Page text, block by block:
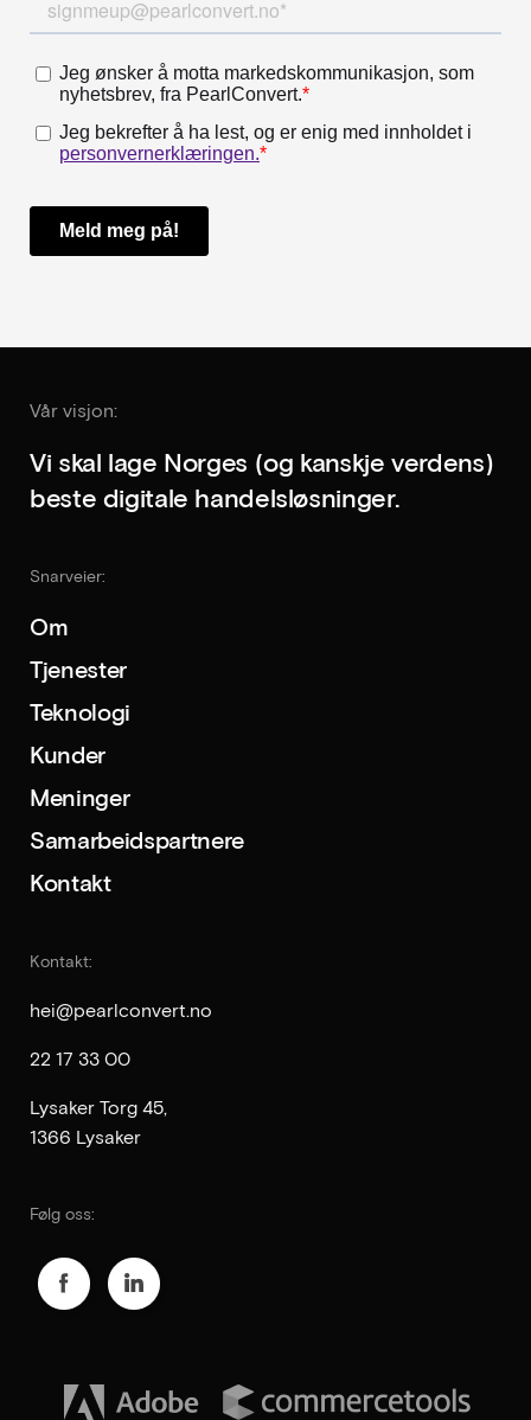
Vår visjon:
Vi skal lage Norges (og kanskje verdens)
beste digitale handelsløsninger.
Snarveier:
Om
Tjenester
Teknologi
Kunder
Meninger
Samarbeidspartnere
Kontakt
Kontakt:
hei@pearlconvert.no
22 17 33 00
Lysaker Torg 45,
1366 Lysaker
Følg oss: